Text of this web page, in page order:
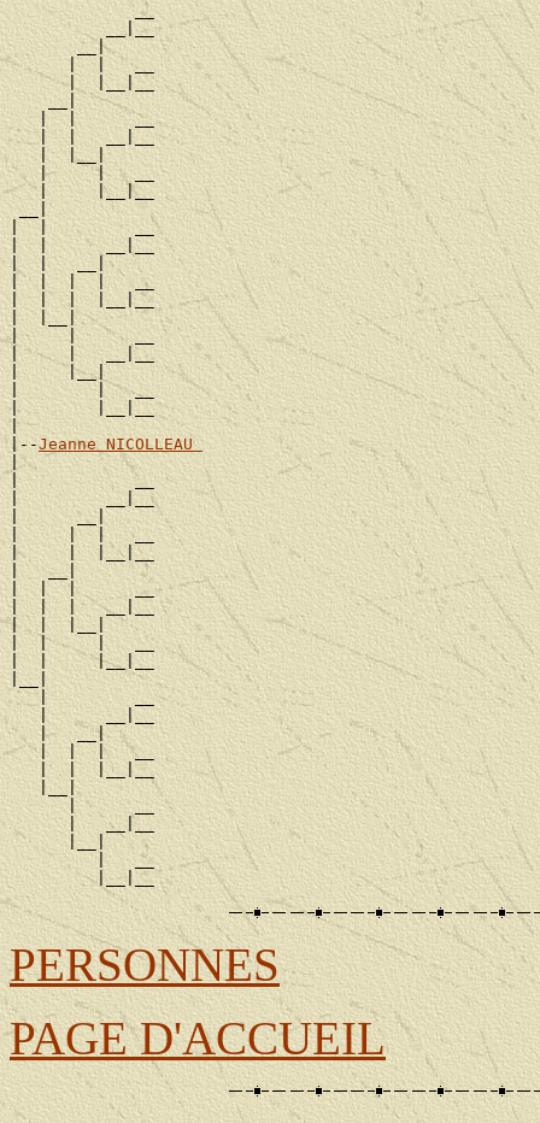
             __
          __|__
       __|
      |  |   __
      |  |__|__
    __|
   |  |      __
   |  |   __|__
   |  |__|
   |     |   __
   |     |__|__
__|
|  |         __
|  |      __|__
|  |   __|
|  |  |  |   __
|  |  |  |__|__
|  |__|
|     |      __
|     |   __|__
|     |__|
|        |   __
|        |__|__
|
|--Jeanne NICOLLEAU
|
|            __
|         __|__
|      __|
|     |  |   __
|     |  |__|__
|   __|
|  |  |      __
|  |  |   __|__
|  |  |__|
|  |     |   __
|  |     |__|__
|__|
   |         __
   |      __|__
   |   __|
   |  |  |   __
   |  |  |__|__
   |__|
      |      __
      |   __|__
      |__|
         |   __
PERSONNES
PAGE D'ACCUEIL